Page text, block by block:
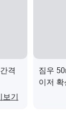
격
보기
짐우
이저